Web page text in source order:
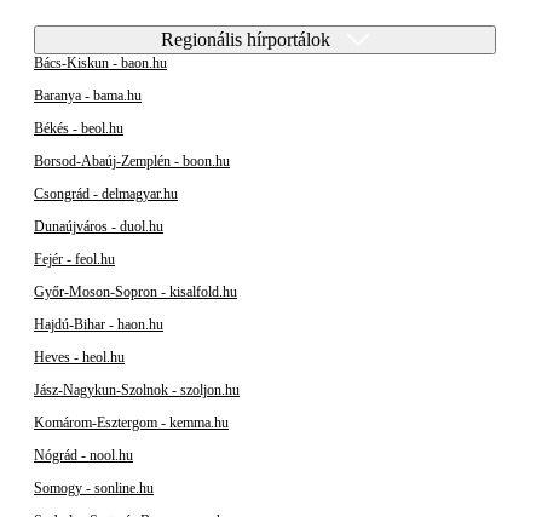
Regionális hírportálok
Bács-Kiskun - baon.hu
Baranya - bama.hu
Békés - beol.hu
Borsod-Abaúj-Zemplén - boon.hu
Csongrád - delmagyar.hu
Dunaújváros - duol.hu
Fejér - feol.hu
Győr-Moson-Sopron - kisalfold.hu
Hajdú-Bihar - haon.hu
Heves - heol.hu
Jász-Nagykun-Szolnok - szoljon.hu
Komárom-Esztergom - kemma.hu
Nógrád - nool.hu
Somogy - sonline.hu